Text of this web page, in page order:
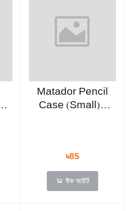
Matador Pencil
Case (Small) -
৳85
স্টক আউট